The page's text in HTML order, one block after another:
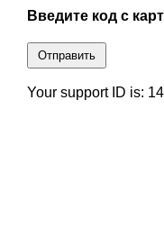
Введите код с
Отправить
Your support ID is: